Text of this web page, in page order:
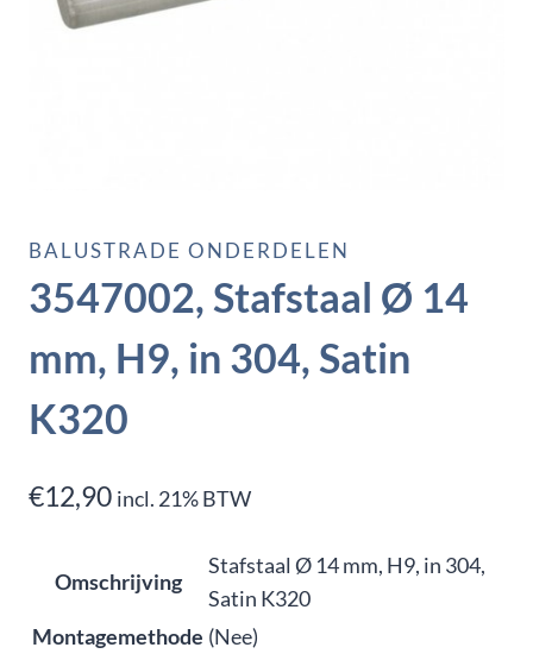
BALUSTRADE ONDERDELEN
3547002, Stafstaal Ø 14
mm, H9, in 304, Satin
K320
€12,90 incl. 21% BTW
Omschrijving
Stafstaal Ø 14 mm, H9, in 304,
Satin K320
Montagemethode (Nee)